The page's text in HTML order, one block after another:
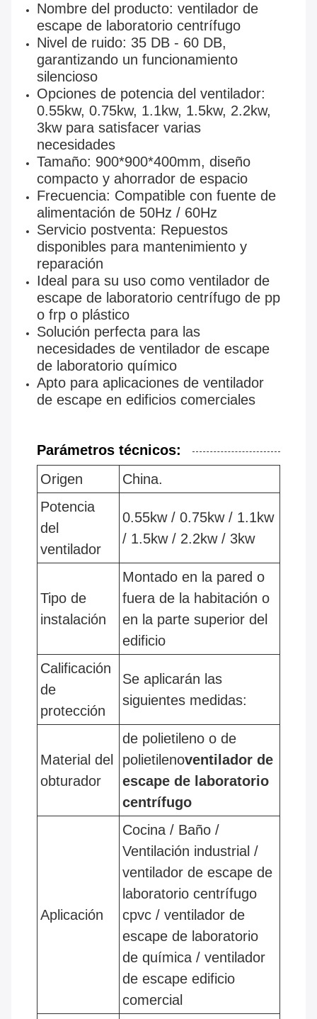
Nombre del producto: ventilador de
escape de laboratorio centrífugo
Nivel de ruido: 35 DB - 60 DB,
garantizando un funcionamiento
silencioso
Opciones de potencia del ventilador:
0.55kw, 0.75kw, 1.1kw, 1.5kw, 2.2kw,
3kw para satisfacer varias
necesidades
Tamaño: 900*900*400mm, diseño
compacto y ahorrador de espacio
Frecuencia: Compatible con fuente de
alimentación de 50Hz / 60Hz
Servicio postventa: Repuestos
disponibles para mantenimiento y
reparación
Ideal para su uso como ventilador de
escape de laboratorio centrífugo de pp
o frp o plástico
Solución perfecta para las
necesidades de ventilador de escape
de laboratorio químico
Apto para aplicaciones de ventilador
de escape en edificios comerciales
Parámetros técnicos:
Origen
China.
Potencia
del
ventilador
0.55kw / 0.75kw / 1.1kw
/ 1.5kw / 2.2kw / 3kw
Tipo de
instalación
Montado en la pared o
fuera de la habitación o
en la parte superior del
edificio
Calificación
de
protección
Se aplicarán las
siguientes medidas:
Material del
obturador
de polietileno o de
polietilenoventilador de
escape de laboratorio
centrífugo
Aplicación
Cocina / Baño /
Ventilación industrial /
ventilador de escape de
laboratorio centrífugo
cpvc / ventilador de
escape de laboratorio
de química / ventilador
de escape edificio
comercial